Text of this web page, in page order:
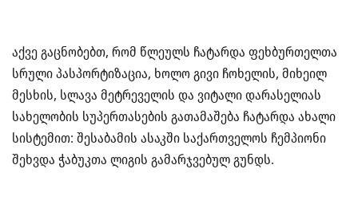
აქვე გაცნობებთ, რომ წლეულს ჩატარდა ფეხბურთელთა
სრული პასპორტიზაცია, ხოლო გივი ჩოხელის, მიხეილ
მესხის, სლავა მეტრეველის და ვიტალი დარასელიას
სახელობის სუპერთასების გათამაშება ჩატარდა ახალი
სისტემით: შესაბამის ასაკში საქართველოს ჩემპიონი
შეხვდა ჭაბუკთა ლიგის გამარჯვებულ გუნდს.